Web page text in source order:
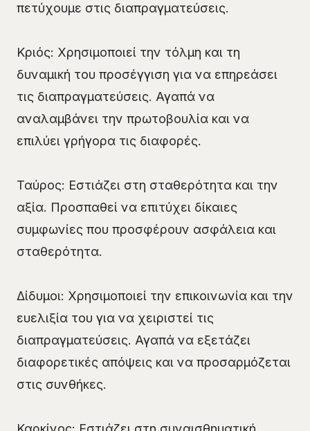
πετύχουμε στις διαπραγματεύσεις.
Κριός: Χρησιμοποιεί την τόλμη και τη
δυναμική του προσέγγιση για να επηρεάσει
τις διαπραγματεύσεις. Αγαπά να
αναλαμβάνει την πρωτοβουλία και να
επιλύει γρήγορα τις διαφορές.
Ταύρος: Εστιάζει στη σταθερότητα και την
αξία. Προσπαθεί να επιτύχει δίκαιες
συμφωνίες που προσφέρουν ασφάλεια και
σταθερότητα.
Δίδυμοι: Χρησιμοποιεί την επικοινωνία και την
ευελιξία του για να χειριστεί τις
διαπραγματεύσεις. Αγαπά να εξετάζει
διαφορετικές απόψεις και να προσαρμόζεται
στις συνθήκες.